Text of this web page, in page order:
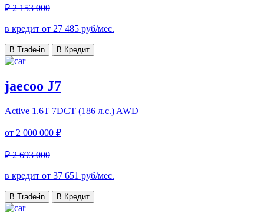
₽ 2 153 000
в кредит от 27 485 руб/мес.
В Trade-in В Кредит
jaecoo J7
Active 1.6T 7DCT (186 л.с.) AWD
от 2 000 000 ₽
₽ 2 693 000
в кредит от 37 651 руб/мес.
В Trade-in В Кредит